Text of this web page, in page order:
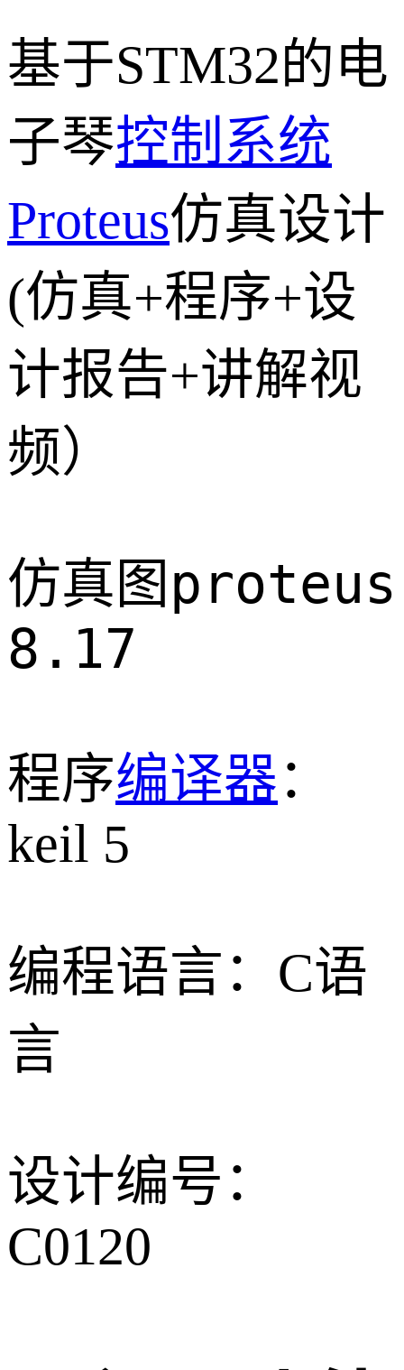
基于STM32的电
子琴控制系统
Proteus仿真设计
(仿真+程序+设
计报告+讲解视
频）
仿真图 proteus
8.17
程序编译器：
keil 5
编程语言：C语
言
设计编号：
C0120